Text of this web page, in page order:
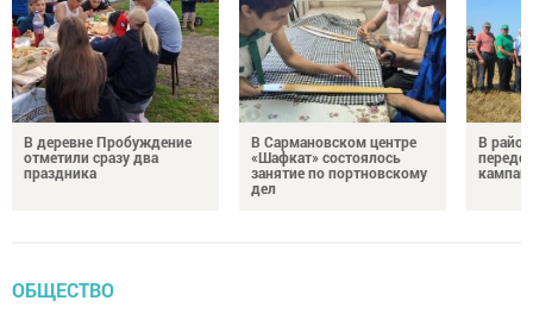
В деревне Пробуждение
отметили сразу два
праздника
В Сармановском центре
«Шафкат» состоялось
занятие по портновскому
дел
В
ОБЩЕСТВО